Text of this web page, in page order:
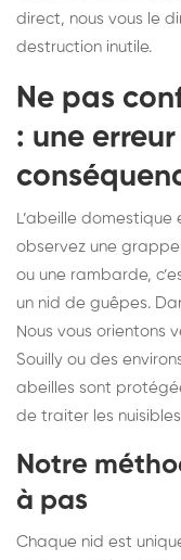
direct, nous vous le
destruction inutile.
Ne pas
: une
L’abeille domestique
observez une
ou une rambarde,
un nid de guêpes.
Nous vous orientons
Souilly ou des
abeilles sont
de traiter les
Notre
à pas
Chaque nid est